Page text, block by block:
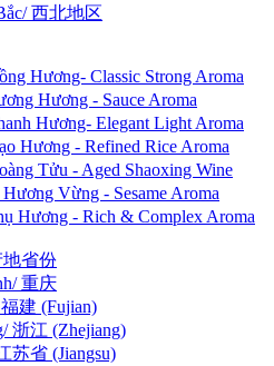
西北地区
Hương- Classic Strong Aroma
Hương - Sauce Aroma
Hương- Elegant Light Aroma
Hương - Refined Rice Aroma
Tửu - Aged Shaoxing Wine
Vừng - Sesame Aroma
Hương - Rich & Complex Aroma
地省份
重庆
建 (Fujian)
浙江 (Zhejiang)
苏省 (Jiangsu)